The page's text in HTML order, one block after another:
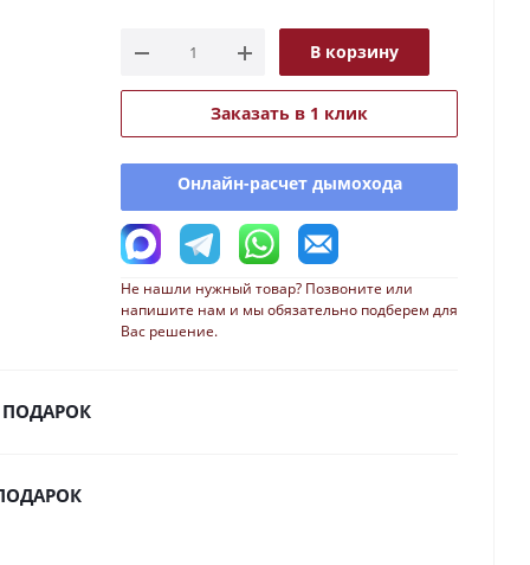
В корзину
Заказать в 1 клик
Онлайн-расчет дымохода
Не нашли нужный товар? Позвоните или
напишите нам и мы обязательно подберем для
Вас решение.